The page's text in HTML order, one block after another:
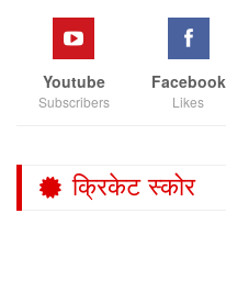
Youtube
Subscribers
Facebook
Likes
क्रिकेट स्कोर